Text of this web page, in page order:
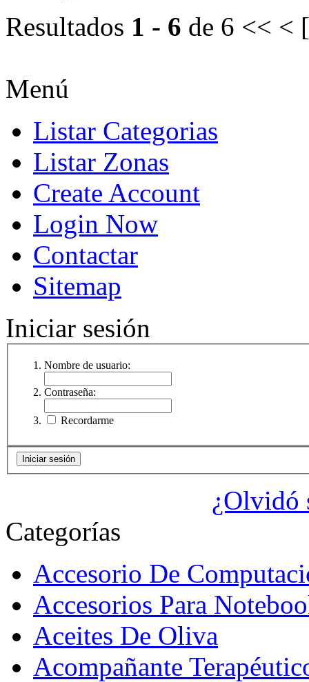
Resultados 1 - 6 de 6 << < [
Menú
Listar Categorias
Listar Zonas
Create Account
Login Now
Contactar
Sitemap
Iniciar sesión
Nombre de usuario:
Contraseña:
Recordarme
¿Olvidó
Categorías
Accesorio De
Accesorios Para
Aceites De Oliva
Acompañante